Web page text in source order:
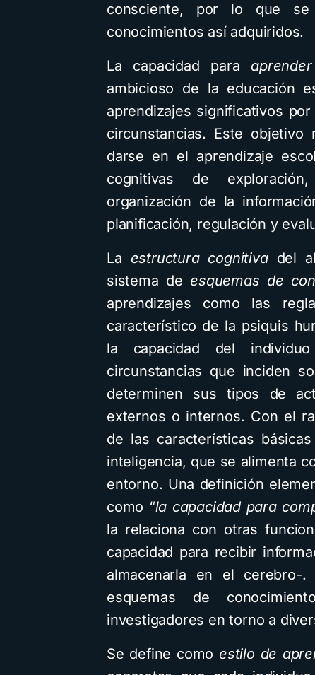
consciente, por lo que
conocimientos así adquiridos.
La capacidad para
ambicioso de la educación
aprendizajes significativos
circunstancias. Este
darse en el aprendizaje
cognitivas de
organización de la
planificación, regulación y
La estructura cognitivadel
sistema de esquemas de
aprendizajes como las
característico de la psiquis
la capacidad del
circunstancias que inciden
determinen sus tipos de
externos o internos. Con el
de las características
inteligencia, que se alimenta
entorno. Una definición
como “la capacidad para
la relaciona con otras
capacidad para recibir
almacenarla en el cerebro-
esquemas de
investigadores en torno a
Se define como estilo de